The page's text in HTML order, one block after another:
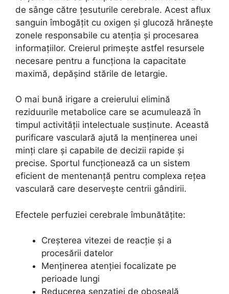
de sânge către țesuturile cerebrale. Acest aflux
sanguin îmbogățit cu oxigen și glucoză hrănește
zonele responsabile cu atenția și procesarea
informațiilor. Creierul primește astfel resursele
necesare pentru a funcționa la capacitate
maximă, depășind stările de letargie.
O mai bună irigare a creierului elimină
reziduurile metabolice care se acumulează în
timpul activității intelectuale susținute. Această
purificare vasculară ajută la menținerea unei
minți clare și capabile de decizii rapide și
precise. Sportul funcționează ca un sistem
eficient de mentenanță pentru complexa rețea
vasculară care deservește centrii gândirii.
Efectele perfuziei cerebrale îmbunătățite:
Creșterea vitezei de reacție și a
procesării datelor
Menținerea atenției focalizate pe
perioade lungi
Reducerea senzației de oboseală